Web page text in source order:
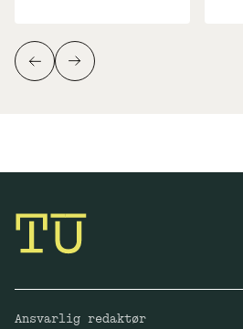
Ansvarlig redaktør